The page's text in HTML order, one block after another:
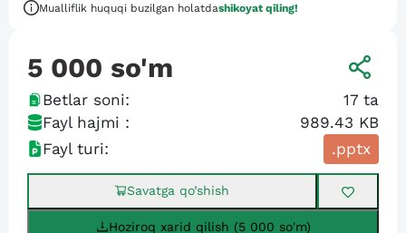
Mualliflik huquqi buzilgan holatdashikoyat qiling!
5 000 so'm
Betlar soni: 17 ta
Fayl hajmi :
989.43 KB
Fayl turi:
.pptx
Savatga qo’shish
Hoziroq xarid qilish (5 000 so'm)